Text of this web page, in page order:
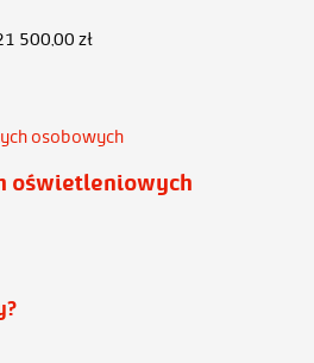
500,00 zł
osobowych
oświetleniowych